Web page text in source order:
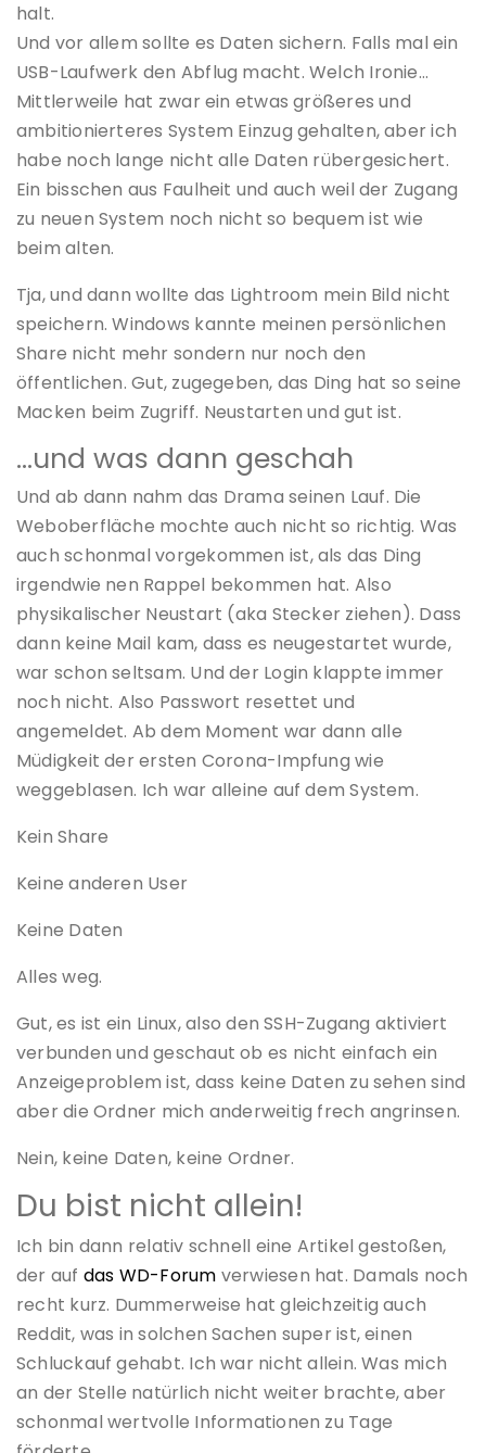
halt.
Und vor allem sollte es Daten sichern. Falls mal ein
USB-Laufwerk den Abflug macht. Welch Ironie…
Mittlerweile hat zwar ein etwas größeres und
ambitionierteres System Einzug gehalten, aber ich
habe noch lange nicht alle Daten rübergesichert.
Ein bisschen aus Faulheit und auch weil der Zugang
zu neuen System noch nicht so bequem ist wie
beim alten.
Tja, und dann wollte das Lightroom mein Bild nicht
speichern. Windows kannte meinen persönlichen
Share nicht mehr sondern nur noch den
öffentlichen. Gut, zugegeben, das Ding hat so seine
Macken beim Zugriff. Neustarten und gut ist.
…und was dann geschah
Und ab dann nahm das Drama seinen Lauf. Die
Weboberfläche mochte auch nicht so richtig. Was
auch schonmal vorgekommen ist, als das Ding
irgendwie nen Rappel bekommen hat. Also
physikalischer Neustart (aka Stecker ziehen). Dass
dann keine Mail kam, dass es neugestartet wurde,
war schon seltsam. Und der Login klappte immer
noch nicht. Also Passwort resettet und
angemeldet. Ab dem Moment war dann alle
Müdigkeit der ersten Corona-Impfung wie
weggeblasen. Ich war alleine auf dem System.
Kein Share
Keine anderen User
Keine Daten
Alles weg.
Gut, es ist ein Linux, also den SSH-Zugang aktiviert
verbunden und geschaut ob es nicht einfach ein
Anzeigeproblem ist, dass keine Daten zu sehen sind
aber die Ordner mich anderweitig frech angrinsen.
Nein, keine Daten, keine Ordner.
Du bist nicht allein!
Ich bin dann relativ schnell eine Artikel gestoßen,
der auf das WD-Forum verwiesen hat. Damals noch
recht kurz. Dummerweise hat gleichzeitig auch
Reddit, was in solchen Sachen super ist, einen
Schluckauf gehabt. Ich war nicht allein. Was mich
an der Stelle natürlich nicht weiter brachte, aber
schonmal wertvolle Informationen zu Tage